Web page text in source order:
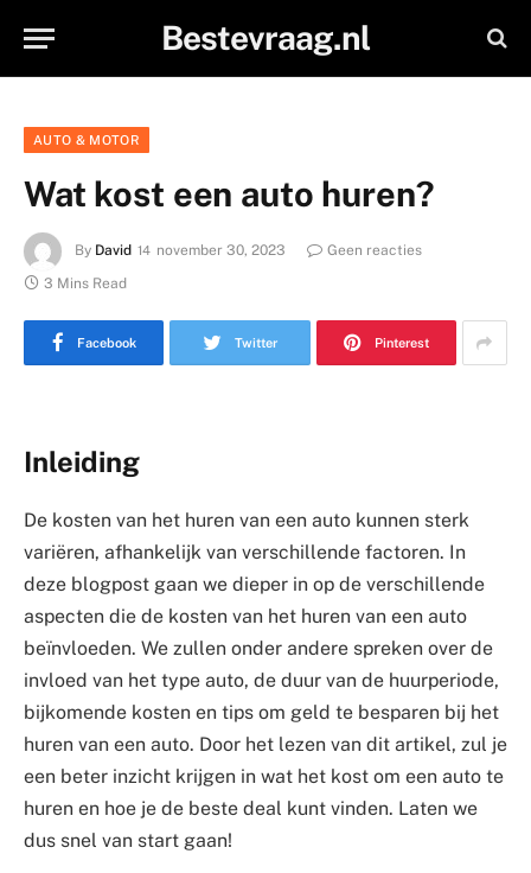
Bestevraag.nl
AUTO & MOTOR
Wat kost een auto huren?
By David november 30, 2023
Geen reacties
3 Mins Read
Facebook Twitter Pinterest
Inleiding
De kosten van het huren van een auto kunnen sterk
variëren, afhankelijk van verschillende factoren. In
deze blogpost gaan we dieper in op de verschillende
aspecten die de kosten van het huren van een auto
beïnvloeden. We zullen onder andere spreken over de
invloed van het type auto, de duur van de huurperiode,
bijkomende kosten en tips om geld te besparen bij het
huren van een auto. Door het lezen van dit artikel, zul je
een beter inzicht krijgen in wat het kost om een auto te
huren en hoe je de beste deal kunt vinden. Laten we
dus snel van start gaan!